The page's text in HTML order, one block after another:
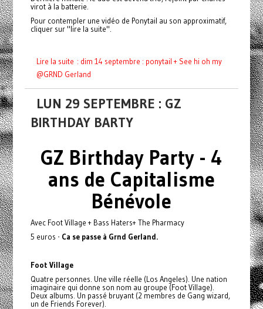
virot à la batterie.
Pour contempler une vidéo de Ponytail au son approximatif,
cliquer sur "lire la suite".
Lire la suite : dim 14 septembre : ponytail + See hi oh my
@GRND Gerland
LUN 29 SEPTEMBRE : GZ
BIRTHDAY BARTY
GZ Birthday Party - 4
ans de Capitalisme
Bénévole
Avec Foot Village + Bass Haters+ The Pharmacy
5 euros - Ca se passe à Grnd Gerland.
Foot Village
Quatre personnes. Une ville réelle (Los Angeles). Une nation
imaginaire qui donne son nom au groupe (Foot Village).
Deux albums. Un passé bruyant (2 membres de Gang wizard,
un de Friends Forever).